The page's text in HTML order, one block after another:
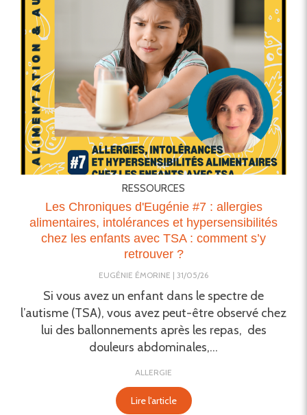
RESSOURCES
Les Chroniques d'Eugénie #7 : allergies
alimentaires, intolérances et hypersensibilités
chez les enfants avec TSA : comment s’y
retrouver ?
EUGÉNIE ÉMORINE 31/05/26
Si vous avez un enfant dans le spectre de
l’autisme (TSA), vous avez peut-être observé chez
lui des ballonnements après les repas, des
douleurs abdominales,...
ALLERGIE
Lire l'article